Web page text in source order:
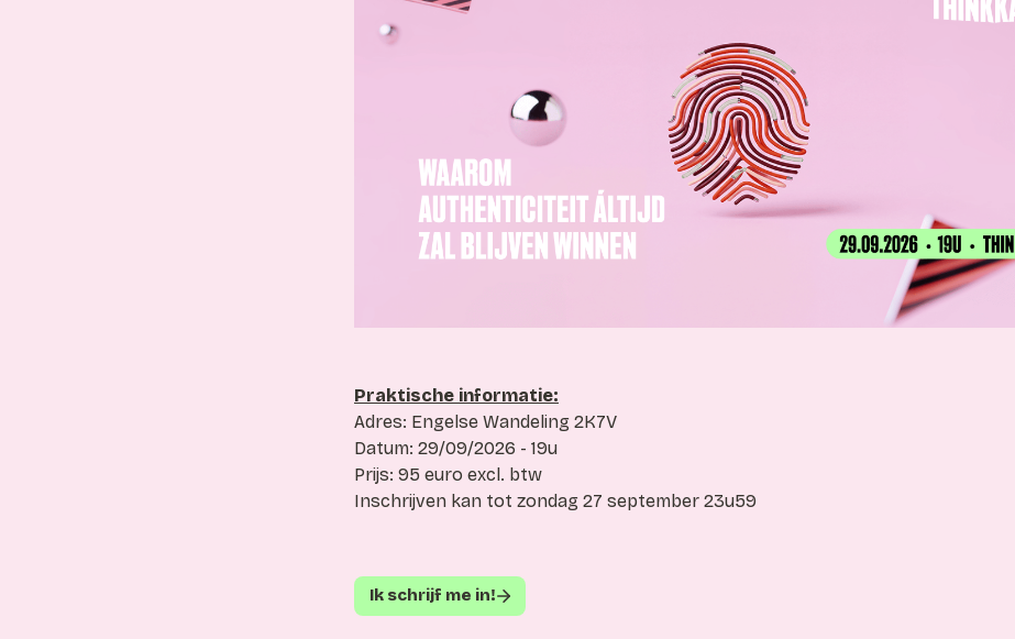
Praktische informatie:
Adres: Engelse Wandeling 2K7V
Datum: 29/09/2026 - 19u
Prijs: 95 euro excl. btw
Inschrijven kan tot zondag 27 september 23u59
Ik schrijf me in!